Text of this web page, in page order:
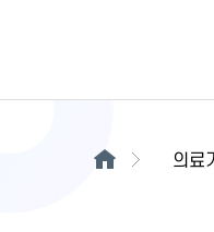
의료